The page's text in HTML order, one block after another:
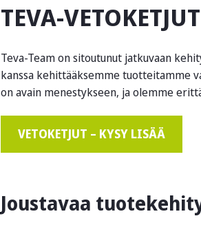
TEVA-
Teva-Team on sitoutunut jatkuvaan
kanssa kehittääksemme tuotteitamme
on avain menestykseen, ja olemme
VETOKETJUT – KYSY LISÄÄ
Joustavaa